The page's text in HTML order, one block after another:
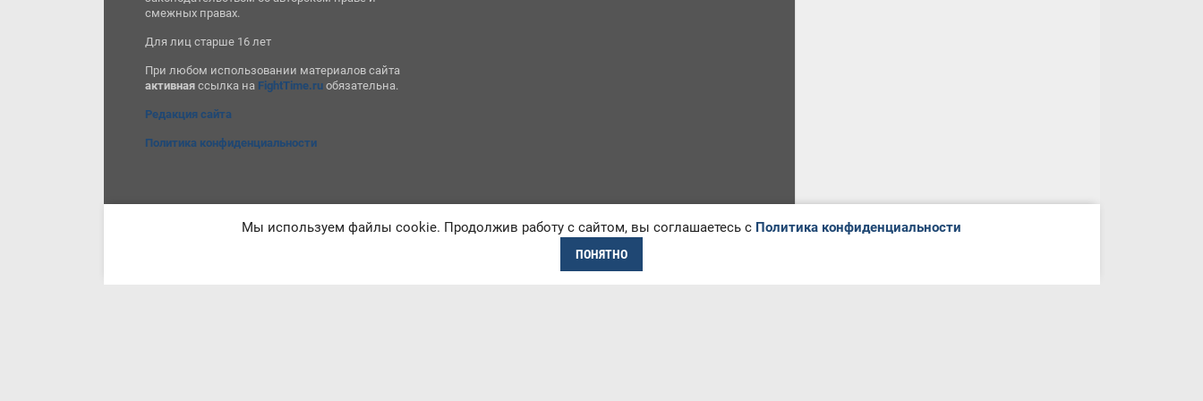
смежных правах.
Для лиц старше 16 лет
При любом использовании материалов сайта
активная ссылка на FightTime.ru обязательна.
Редакция сайта
Политика конфиденциальности
Мы используем файлы cookie. Продолжив работу с сайтом, вы соглашаетесь с Политика конфиденциальности
ПОНЯТНО